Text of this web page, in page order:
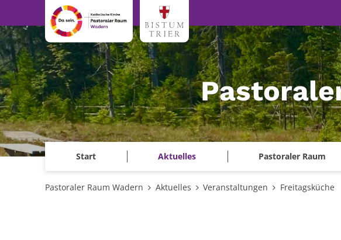
Zum Inhalt springen
Start Aktuelles Pastoraler Raum
Pastoraler Raum Wadern Aktuelles Veranstaltungen Freitagsküche